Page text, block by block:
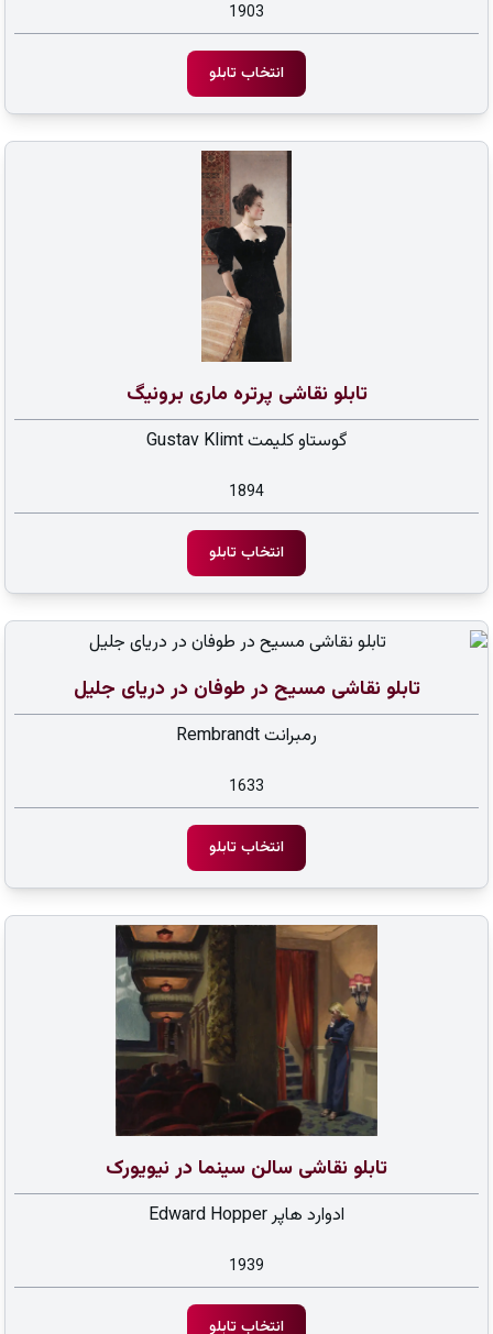
1903
انتخاب تابلو
تابلو نقاشی پرتره ماری برونیگ
گوستاو کلیمت Gustav Klimt
1894
انتخاب تابلو
تابلو نقاشی مسیح در طوفان در دریای جلیل
رمبرانت Rembrandt
1633
انتخاب تابلو
تابلو نقاشی سالن سینما در نیویورک
ادوارد هاپر Edward Hopper
1939
انتخاب تابلو